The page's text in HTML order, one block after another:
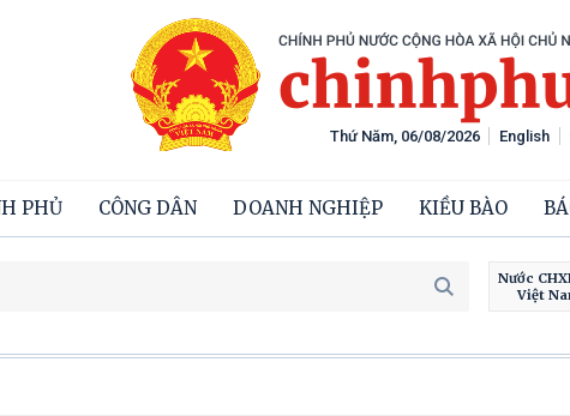
English
PHỦ CÔNG DÂN DOANH NGHIỆP KIỀU BÀO
Thứ Năm, 06/08/2026
Nước
Việt